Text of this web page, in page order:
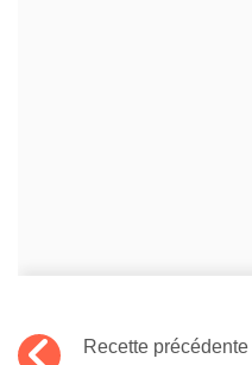
Recette précédente